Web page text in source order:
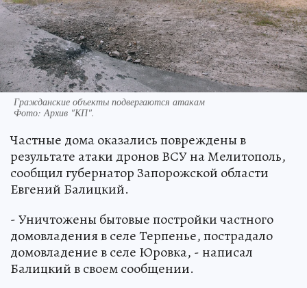
Гражданские объекты подвергаются атакам
Фото: Архив "КП".
Частные дома оказались повреждены в
результате атаки дронов ВСУ на Мелитополь,
сообщил губернатор Запорожской области
Евгений Балицкий.
- Уничтожены бытовые постройки частного
домовладения в селе Терпенье, пострадало
домовладение в селе Юровка, - написал
Балицкий в своем сообщении.